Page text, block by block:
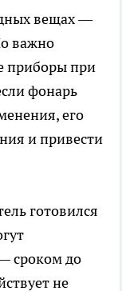
вещах —
важно
приборы при
фонарь
его
и привести
готовился
сроком до
не